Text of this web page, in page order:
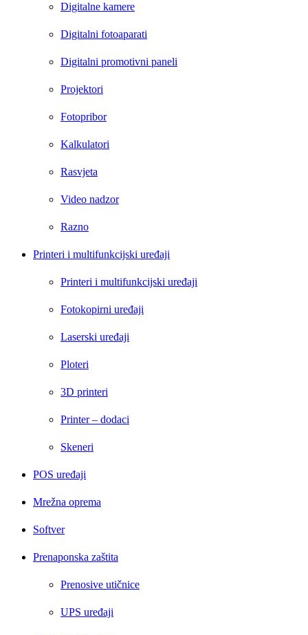
Digitalne kamere
Digitalni fotoaparati
Digitalni promotivni paneli
Projektori
Fotopribor
Kalkulatori
Rasvjeta
Video nadzor
Razno
Printeri i multifunkcijski uređaji
Printeri i multifunkcijski uređaji
Fotokopirni uređaji
Laserski uređaji
Ploteri
3D printeri
Printer – dodaci
Skeneri
POS uređaji
Mrežna oprema
Softver
Prenaponska zaštita
Prenosive utičnice
UPS uređaji